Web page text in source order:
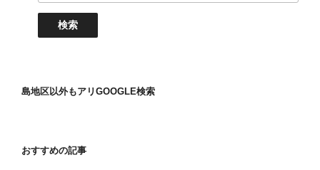
島地区以外もアリGOOGLE検索
おすすめの記事